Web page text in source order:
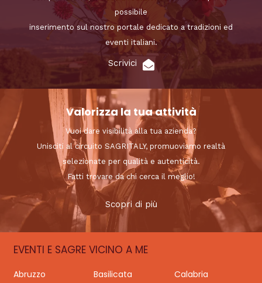
possibile
inserimento sul nostro portale dedicato a tradizioni ed
eventi italiani.
Scrivici
Valorizza la tua attività
Vuoi dare visibilità alla tua azienda?
Unisciti al circuito SAGRITALY, promuoviamo realtà
selezionate per qualità e autenticità.
Fatti trovare da chi cerca il meglio!
Scopri di più
EVENTI E SAGRE VICINO A ME
Abruzzo Basilicata
Calabria